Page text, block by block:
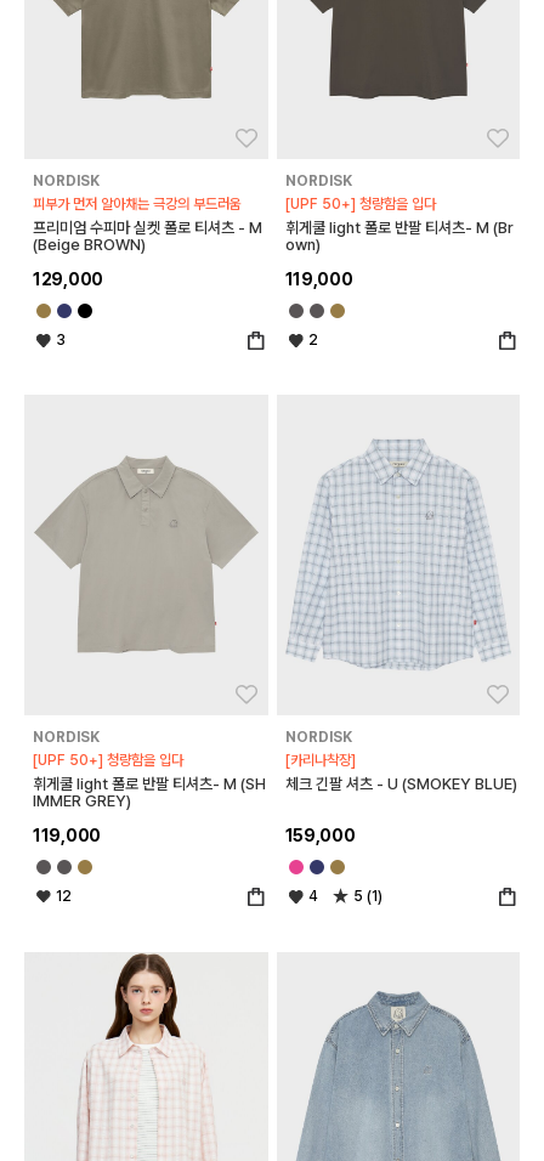
NORDISK
피부가 먼저 알아채는 극강의 부드러움
프리미엄 수피마 실켓 폴로 티셔츠 - M
(Beige BROWN)
129,000
3
NORDISK
[UPF 50+] 청량함을 입다
휘게쿨 light 폴로 반팔 티셔츠- M (Br
own)
119,000
2
NORDISK
[UPF 50+] 청량함을 입다
휘게쿨 light 폴로 반팔 티셔츠- M (SH
IMMER GREY)
119,000
12
NORDISK
[카리나착장]
체크 긴팔 셔츠 - U (SMOKEY BLUE)
159,000
4 5 (1)